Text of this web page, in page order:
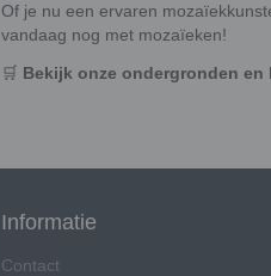
Of je nu een ervaren
vandaag nog met mozaïeken!
🛒 Bekijk onze ondergronden en
Informatie
Contact